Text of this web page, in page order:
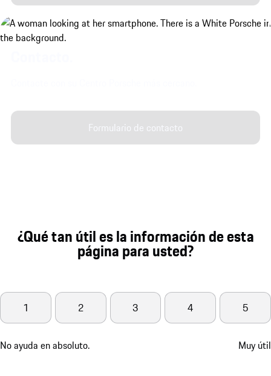
Formulario de contacto
¿Qué tan útil es la información de esta
página para usted?
No ayuda en absoluto.
1 2 3 4 5
Muy útil